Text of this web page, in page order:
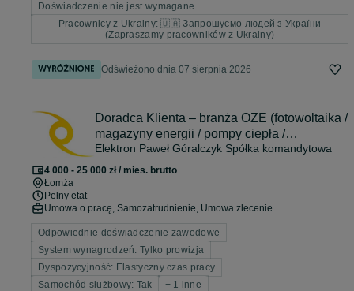
Doświadczenie nie jest wymagane
Pracownicy z Ukrainy: 🇺🇦 Запрошуємо людей з України
(Zapraszamy pracowników z Ukrainy)
Odświeżono dnia 07 sierpnia 2026
Doradca Klienta – branża OZE (fotowoltaika /
magazyny energii / pompy ciepła /
klimatyzacja
Elektron Paweł Góralczyk Spółka komandytowa
4 000 - 25 000 zł / mies. brutto
Łomża
Pełny etat
Umowa o pracę, Samozatrudnienie, Umowa zlecenie
Odpowiednie doświadczenie zawodowe
System wynagrodzeń: Tylko prowizja
Dyspozycyjność: Elastyczny czas pracy
Samochód służbowy: Tak
+ 1 inne